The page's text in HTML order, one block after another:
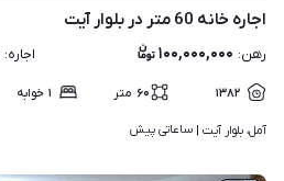
اجاره خانه 60 متر در بلوار آیت
رهن: ۱۰۰,۰۰۰,۰۰۰ اجاره:
۱۳۸۲ ۶۰ متر ۱ خوابه
آمل، بلوار آیت | ساعاتی پیش